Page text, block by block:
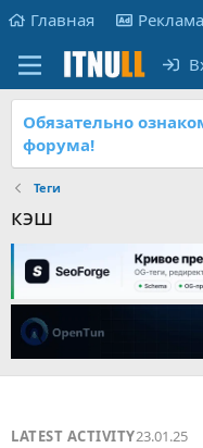
Главная Реклама
Обязательно
форума!
Теги
кэш
LATEST ACTIVITY23.01.25